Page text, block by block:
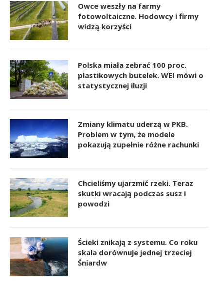
Owce weszły na farmy
fotowoltaiczne. Hodowcy i firmy
widzą korzyści
Polska miała zebrać 100 proc.
plastikowych butelek. WEI mówi o
statystycznej iluzji
Zmiany klimatu uderzą w PKB.
Problem w tym, że modele
pokazują zupełnie różne rachunki
Chcieliśmy ujarzmić rzeki. Teraz
skutki wracają podczas susz i
powodzi
Ścieki znikają z systemu. Co roku
skala dorównuje jednej trzeciej
Śniardw